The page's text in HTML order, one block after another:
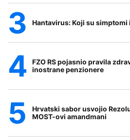
Hantavirus: Koji su simptomi
FZO RS pojasnio pravila
inostrane penzionere
Hrvatski sabor usvojio
MOST-ovi amandmani